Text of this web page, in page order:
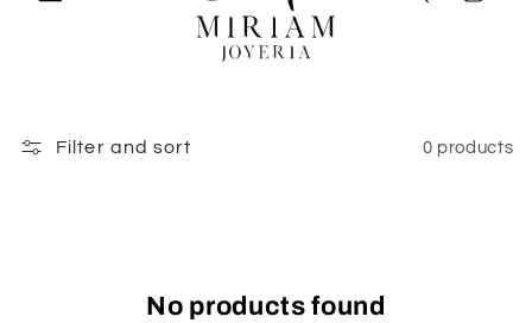
Filter and sort 0 products
No products found